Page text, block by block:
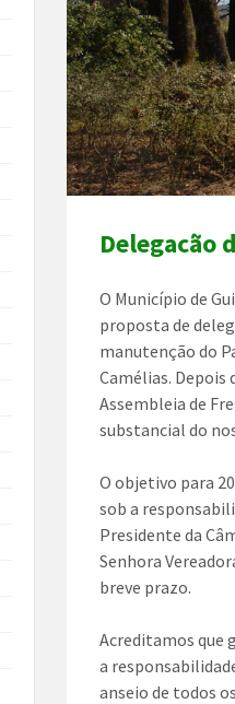
Delegacão
O Município de
proposta de
manutenção do
Camélias. Depois
Assembleia de
substancial do
O objetivo para
sob a
Presidente da
Senhora
breve prazo.
Acreditamos que
a
anseio de todos